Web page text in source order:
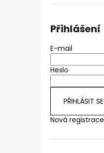
Přihlášení
E-mail
Heslo
PŘIHLÁSIT SE
Nová registrace